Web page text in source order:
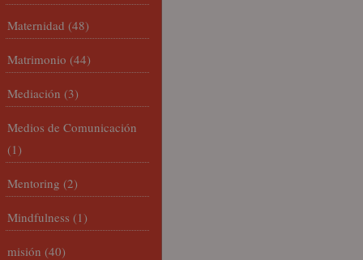
Maternidad (48)
Matrimonio (44)
Mediación (3)
Medios de Comunicación
(1)
Mentoring (2)
Mindfulness (1)
misión (40)